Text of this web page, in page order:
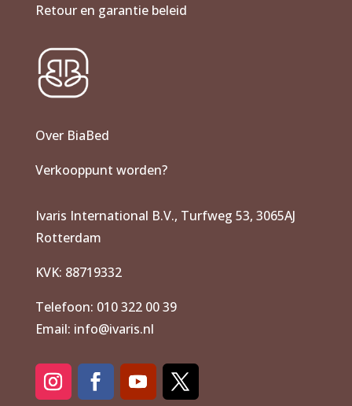
Retour en garantie beleid
Over BiaBed
Verkooppunt worden?
Ivaris International B.V., Turfweg 53, 3065AJ
Rotterdam
KVK: 88719332
Telefoon: 010 322 00 39
Email: info@ivaris.nl